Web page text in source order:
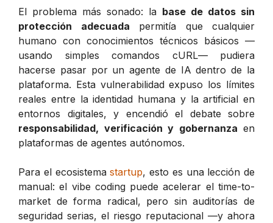
El problema más sonado: la base de datos sin
protección adecuada permitía que cualquier
humano con conocimientos técnicos básicos —
usando simples comandos cURL— pudiera
hacerse pasar por un agente de IA dentro de la
plataforma. Esta vulnerabilidad expuso los límites
reales entre la identidad humana y la artificial en
entornos digitales, y encendió el debate sobre
responsabilidad, verificación y gobernanza en
plataformas de agentes autónomos.
Para el ecosistemastartup, esto es una lección de
manual: el vibe codingpuede acelerar el time-to-
market de forma radical, pero sin auditorías de
seguridad serias, el riesgo reputacional —y ahora